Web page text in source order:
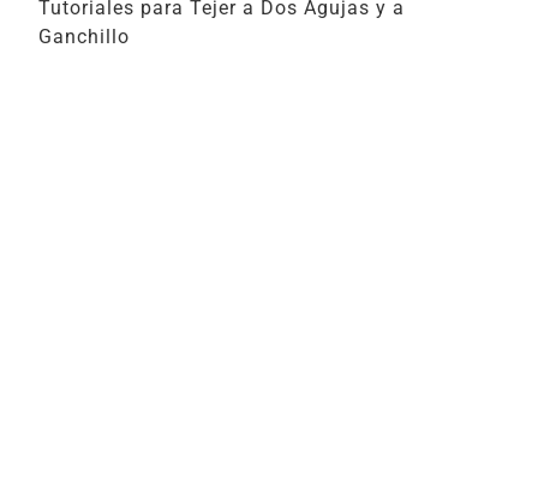
Tutoriales para Tejer a Dos Agujas y a
Ganchillo